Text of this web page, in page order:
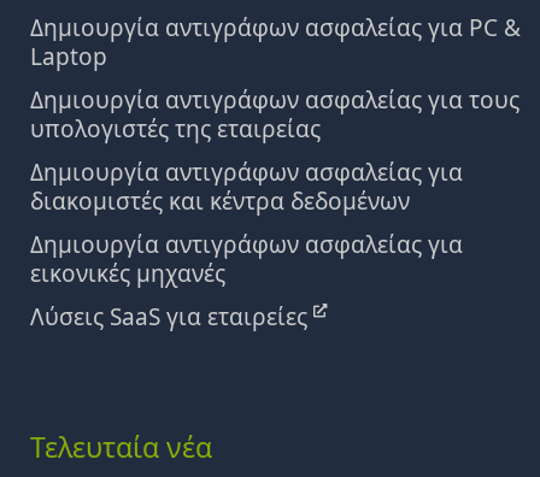
Δημιουργία αντιγράφων ασφαλείας για PC &
Laptop
Δημιουργία αντιγράφων ασφαλείας για τους
υπολογιστές της εταιρείας
Δημιουργία αντιγράφων ασφαλείας για
διακομιστές και κέντρα δεδομένων
Δημιουργία αντιγράφων ασφαλείας για
εικονικές μηχανές
Λύσεις SaaS για εταιρείες
Τελευταία νέα